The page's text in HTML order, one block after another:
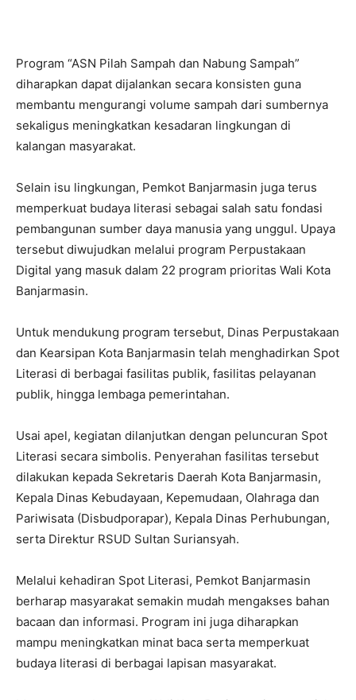
Program “ASN Pilah Sampah dan Nabung Sampah”
diharapkan dapat dijalankan secara konsisten guna
membantu mengurangi volume sampah dari sumbernya
sekaligus meningkatkan kesadaran lingkungan di
kalangan masyarakat.
Selain isu lingkungan, Pemkot Banjarmasin juga terus
memperkuat budaya literasi sebagai salah satu fondasi
pembangunan sumber daya manusia yang unggul. Upaya
tersebut diwujudkan melalui program Perpustakaan
Digital yang masuk dalam 22 program prioritas Wali Kota
Banjarmasin.
Untuk mendukung program tersebut, Dinas Perpustakaan
dan Kearsipan Kota Banjarmasin telah menghadirkan Spot
Literasi di berbagai fasilitas publik, fasilitas pelayanan
publik, hingga lembaga pemerintahan.
Usai apel, kegiatan dilanjutkan dengan peluncuran Spot
Literasi secara simbolis. Penyerahan fasilitas tersebut
dilakukan kepada Sekretaris Daerah Kota Banjarmasin,
Kepala Dinas Kebudayaan, Kepemudaan, Olahraga dan
Pariwisata (Disbudporapar), Kepala Dinas Perhubungan,
serta Direktur RSUD Sultan Suriansyah.
Melalui kehadiran Spot Literasi, Pemkot Banjarmasin
berharap masyarakat semakin mudah mengakses bahan
bacaan dan informasi. Program ini juga diharapkan
mampu meningkatkan minat baca serta memperkuat
budaya literasi di berbagai lapisan masyarakat.